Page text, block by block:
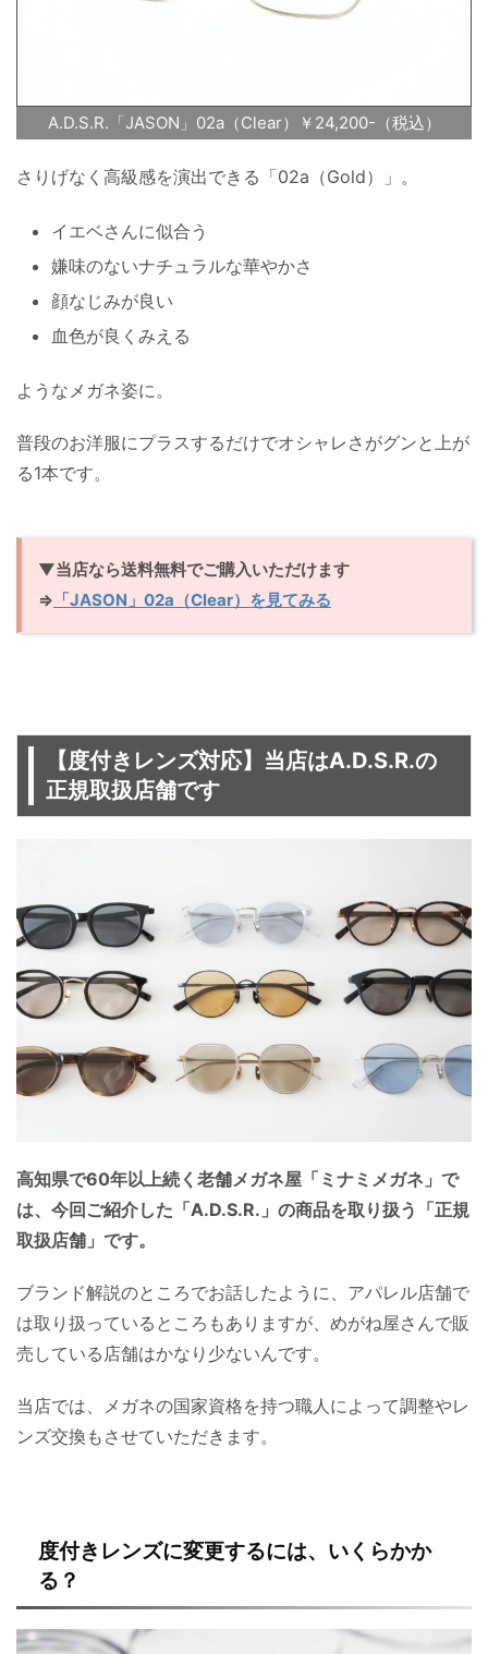
A.D.S.R.「JASON」02a（Clear）￥24,200-（税込）
さりげなく高級感を演出できる「02a（Gold）」。
イエベさんに似合う
嫌味のないナチュラルな華やかさ
顔なじみが良い
血色が良くみえる
ようなメガネ姿に。
普段のお洋服にプラスするだけでオシャレさがグンと上が
る1本です。
▼当店なら送料無料でご購入いただけます
⇒ 「JASON」02a（Clear）を見てみる
【度付きレンズ対応】当店はA.D.S.R.の
正規取扱店舗です
高知県で60年以上続く老舗メガネ屋「ミナミメガネ」で
は、今回ご紹介した「A.D.S.R.」の商品を取り扱う「正規
取扱店舗」です。
ブランド解説のところでお話したように、アパレル店舗で
は取り扱っているところもありますが、めがね屋さんで販
売している店舗はかなり少ないんです。
当店では、メガネの国家資格を持つ職人によって調整やレ
ンズ交換もさせていただきます。
度付きレンズに変更するには、いくらかか
る？